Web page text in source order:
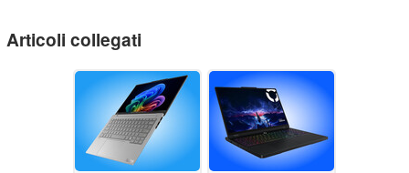
Articoli collegati